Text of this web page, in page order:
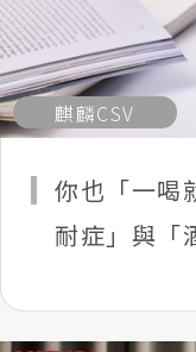
麒麟CSV
你也「一喝
耐症」與「